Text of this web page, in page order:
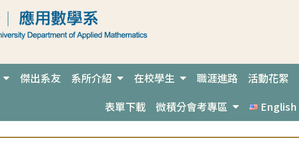
傑出系友 系所介紹 在校學生 職涯進路 活動花絮
表單下載
微積分會考專區 English